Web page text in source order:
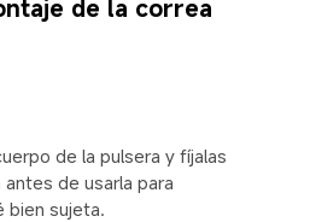
de la correa
de la pulsera y fíjalas
de usarla para
bien sujeta.